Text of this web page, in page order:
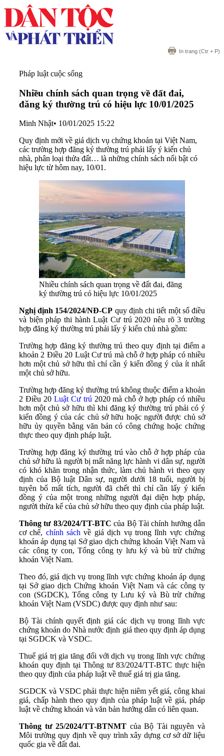
In trang (Ctr + P)
Pháp luật cuộc sống
Nhiều chính sách quan trọng về đất đai,
đăng ký thường trú có hiệu lực 10/01/2025
Minh Nhật• 10/01/2025 15:22
Quy định mới về giá dịch vụ chứng khoán tại Việt Nam,
các trường hợp đăng ký thường trú phải lấy ý kiến chủ
nhà, phân loại thửa đất… là những chính sách nổi bật có
hiệu lực từ hôm nay, 10/01.
Nhiều chính sách quan trọng về đất đai, đăng
ký thường trú có hiệu lực 10/01/2025
Nghị định 154/2024/NĐ-CP quy định chi tiết một số điều
và biện pháp thi hành Luật Cư trú 2020 nêu rõ 3 trường
hợp đăng ký thường trú phải lấy ý kiến chủ nhà gồm:
Trường hợp đăng ký thường trú theo quy định tại điểm a
khoản 2 Điều 20 Luật Cư trú mà chỗ ở hợp pháp có nhiều
hơn một chủ sở hữu thì chỉ cần ý kiến đồng ý của ít nhất
một chủ sở hữu.
Trường hợp đăng ký thường trú không thuộc điểm a khoản
2 Điều 20 Luật Cư trú 2020 mà chỗ ở hợp pháp có nhiều
hơn một chủ sở hữu thì khi đăng ký thường trú phải có ý
kiến đồng ý của các chủ sở hữu hoặc người được chủ sở
hữu ủy quyền bằng văn bản có công chứng hoặc chứng
thực theo quy định pháp luật.
Trường hợp đăng ký thường trú vào chỗ ở hợp pháp của
chủ sở hữu là người bị mất năng lực hành vi dân sự, người
có khó khăn trong nhận thức, làm chủ hành vi theo quy
định của Bộ luật Dân sự, người dưới 18 tuổi, người bị
tuyên bố mất tích, người đã chết thì chỉ cần lấy ý kiến
đồng ý của một trong những người đại diện hợp pháp,
người thừa kế của chủ sở hữu theo quy định của pháp luật.
Thông tư 83/2024/TT-BTC của Bộ Tài chính hướng dẫn
cơ chế, chính sách về giá dịch vụ trong lĩnh vực chứng
khoán áp dụng tại Sở giao dịch chứng khoán Việt Nam và
các công ty con, Tổng công ty lưu ký và bù trừ chứng
khoán Việt Nam.
Theo đó, giá dịch vụ trong lĩnh vực chứng khoán áp dụng
tại Sở giao dịch Chứng khoán Việt Nam và các công ty
con (SGDCK), Tổng công ty Lưu ký và Bù trừ chứng
khoán Việt Nam (VSDC) được quy định như sau:
Bộ Tài chính quyết định giá các dịch vụ trong lĩnh vực
chứng khoán do Nhà nước định giá theo quy định áp dụng
tại SGDCK và VSDC.
Thuế giá trị gia tăng đối với dịch vụ trong lĩnh vực chứng
khoán quy định tại Thông tư 83/2024/TT-BTC thực hiện
theo quy định của pháp luật về thuế giá trị gia tăng.
SGDCK và VSDC phải thực hiện niêm yết giá, công khai
giá, chấp hành theo quy định của pháp luật về giá, pháp
luật về chứng khoán và văn bản hướng dẫn có liên quan.
Thông tư 25/2024/TT-BTNMT của Bộ Tài nguyên và
Môi trường quy định về quy trình xây dựng cơ sở dữ liệu
quốc gia về đất đai.